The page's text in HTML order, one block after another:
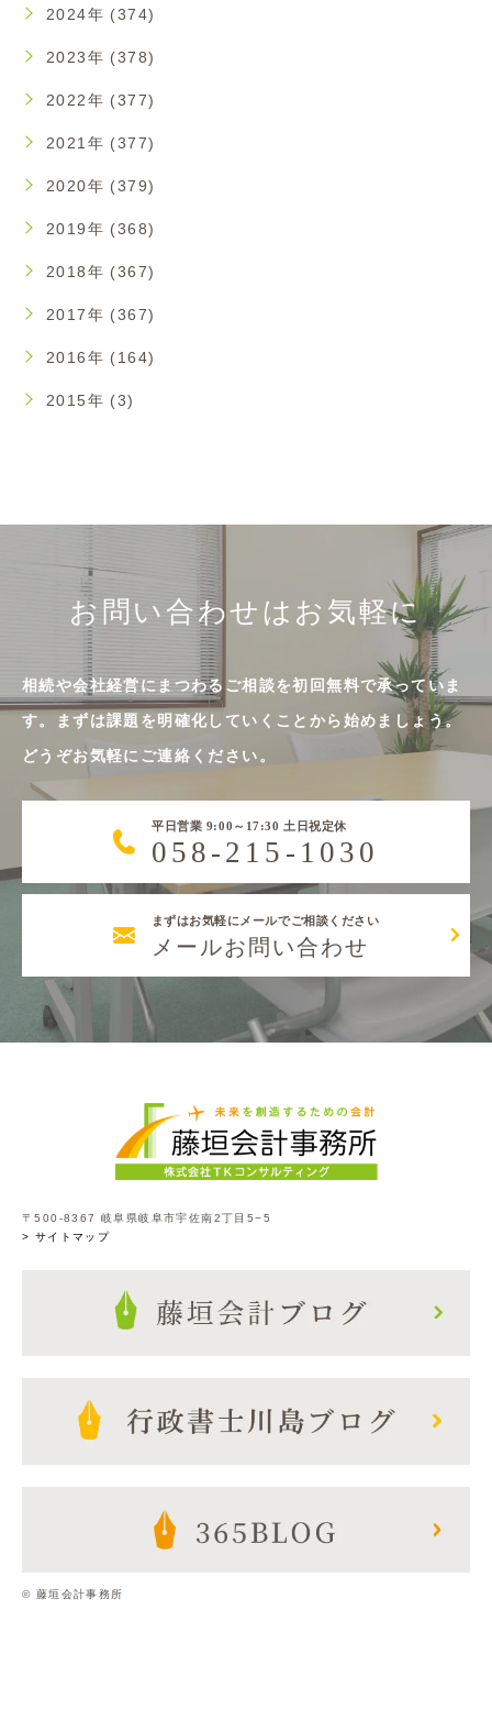
2024年 (374)
2023年 (378)
2022年 (377)
2021年 (377)
2020年 (379)
2019年 (368)
2018年 (367)
2017年 (367)
2016年 (164)
2015年 (3)
お問い合わせはお気軽に
相続や会社経営にまつわるご相談を初回無料で承っていま
す。まずは課題を明確化していくことから始めましょう。
どうぞお気軽にご連絡ください。
平日営業 9:00～17:30 土日祝定休
058-215-1030
まずはお気軽にメールでご相談ください
メールお問い合わせ
〒500-8367 岐阜県岐阜市宇佐南2丁目5−5
> サイトマップ
© 藤垣会計事務所